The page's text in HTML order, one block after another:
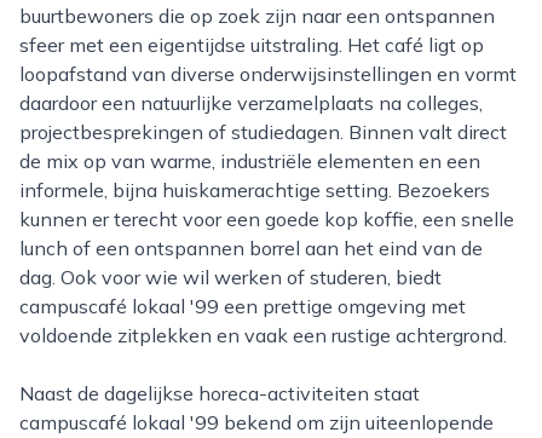
buurtbewoners die op zoek zijn naar een ontspannen
sfeer met een eigentijdse uitstraling. Het café ligt op
loopafstand van diverse onderwijsinstellingen en vormt
daardoor een natuurlijke verzamelplaats na colleges,
projectbesprekingen of studiedagen. Binnen valt direct
de mix op van warme, industriële elementen en een
informele, bijna huiskamerachtige setting. Bezoekers
kunnen er terecht voor een goede kop koffie, een snelle
lunch of een ontspannen borrel aan het eind van de
dag. Ook voor wie wil werken of studeren, biedt
campuscafé lokaal '99 een prettige omgeving met
voldoende zitplekken en vaak een rustige achtergrond.
Naast de dagelijkse horeca-activiteiten staat
campuscafé lokaal '99 bekend om zijn uiteenlopende